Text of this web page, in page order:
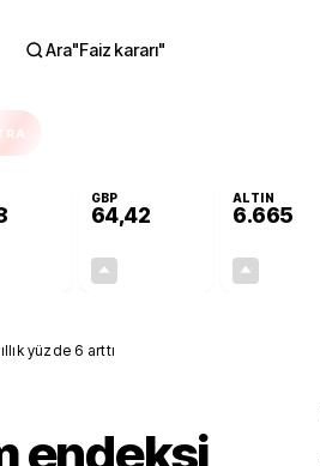
Ara"Faiz kararı"
GBP
64,42
ALTIN
6.665
yüzde 6 arttı
endeksi